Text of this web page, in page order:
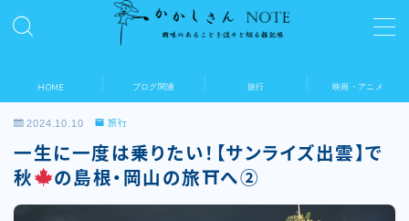
デモプリセット記事 #5
新着記事
新着記事一覧
有料記事の決済完了ページ
HOME ブログ関連 旅行 映画・アニメ
2024.10.10 旅行
一生に一度は乗りたい！【サンライズ出雲】で
秋
の島根・岡山の旅⛩へ②